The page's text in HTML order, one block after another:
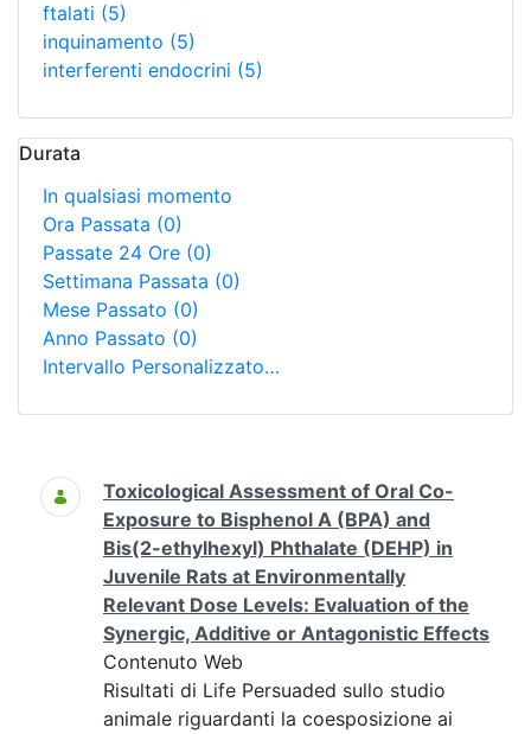
ftalati (5)
inquinamento (5)
interferenti endocrini (5)
Durata
In qualsiasi momento
Ora Passata (0)
Passate 24 Ore (0)
Settimana Passata (0)
Mese Passato (0)
Anno Passato (0)
Intervallo Personalizzato…
Ricerca
Toxicological Assessment of Oral Co-
Exposure to Bisphenol A (BPA) and
Bis(2-ethylhexyl) Phthalate (DEHP) in
Juvenile Rats at Environmentally
Relevant Dose Levels: Evaluation of the
Synergic, Additive or Antagonistic Effects
Contenuto Web
Risultati di Life Persuaded sullo studio
animale riguardanti la coesposizione ai